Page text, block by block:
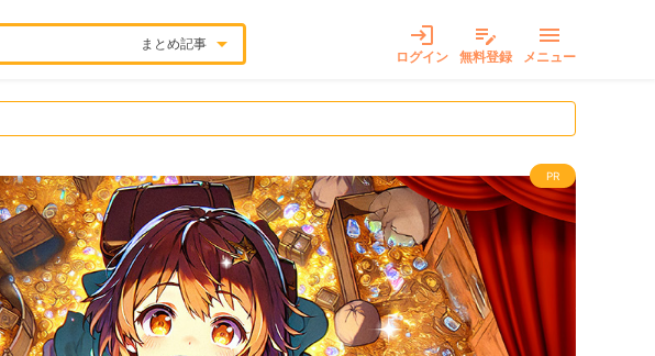
まとめ記事 arrow_drop_down login
ログイン
edit_note
無料登録
menu
メニュー
PR